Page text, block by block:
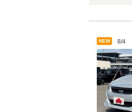
NEW 8/4